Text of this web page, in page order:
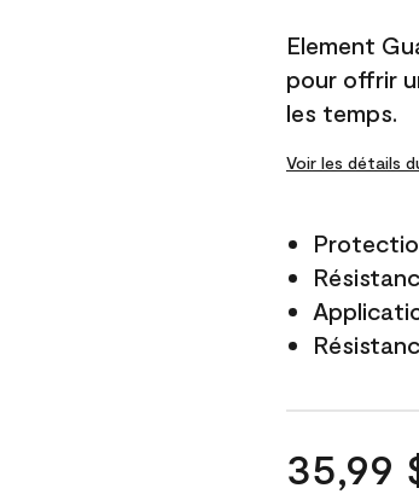
Element
pour offrir
les temps.
Voir les détails
35,99